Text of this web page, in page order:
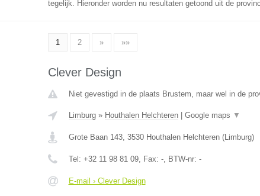
tegelijk. Hieronder worden nu resultaten getoond uit de
1 2 » »»
Clever Design
Niet gevestigd in de plaats Brustem, maar wel in de
Limburg» Houthalen Helchteren| Google maps ▼
Grote Baan 143, 3530 Houthalen Helchteren(Limburg)
Tel: +32 11 98 81 09, Fax: -, BTW-nr: -
E-mail › Clever Design